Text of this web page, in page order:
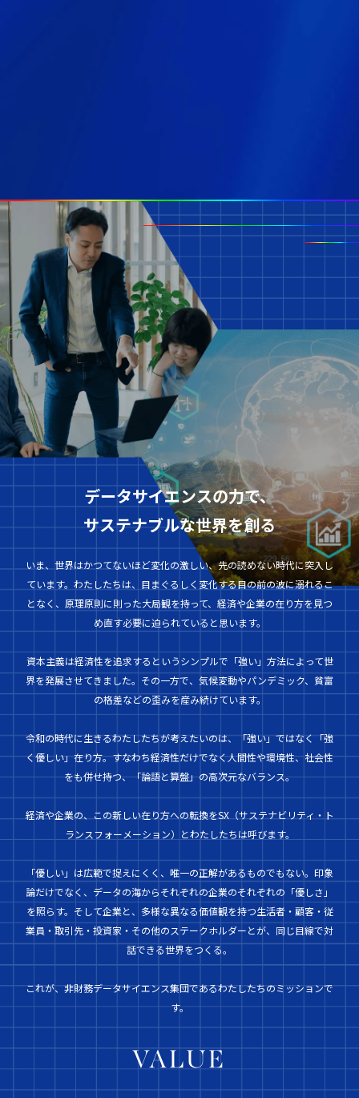
データサイエンスの力で、
サステナブルな世界を創る
いま、世界はかつてないほど変化の激しい、先の読めない時代に突入し
ています。わたしたちは、目まぐるしく変化する目の前の波に溺れるこ
となく、原理原則に則った大局観を持って、経済や企業の在り方を見つ
め直す必要に迫られていると思います。
資本主義は経済性を追求するというシンプルで「強い」方法によって世
界を発展させてきました。その一方で、気候変動やパンデミック、貧富
の格差などの歪みを産み続けています。
令和の時代に生きるわたしたちが考えたいのは、「強い」ではなく「強
く優しい」在り方。すなわち経済性だけでなく人間性や環境性、社会性
をも併せ持つ、「論語と算盤」の高次元なバランス。
経済や企業の、この新しい在り方への転換をSX（サステナビリティ・ト
ランスフォーメーション）とわたしたちは呼びます。
「優しい」は広範で捉えにくく、唯一の正解があるものでもない。印象
論だけでなく、データの海からそれぞれの企業のそれぞれの「優しさ」
を照らす。そして企業と、多様な異なる価値観を持つ生活者・顧客・従
業員・取引先・投資家・その他のステークホルダーとが、同じ目線で対
話できる世界をつくる。
これが、非財務データサイエンス集団であるわたしたちのミッションで
す。
VALUE